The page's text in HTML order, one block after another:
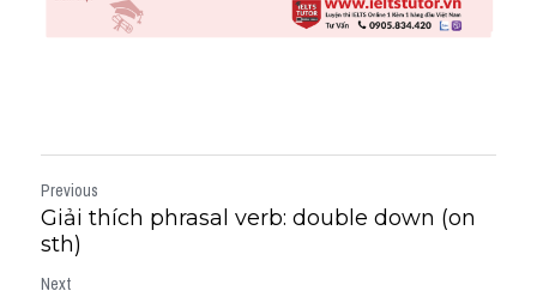
Previous
Giải thích phrasal verb: double down (on
sth)
Next